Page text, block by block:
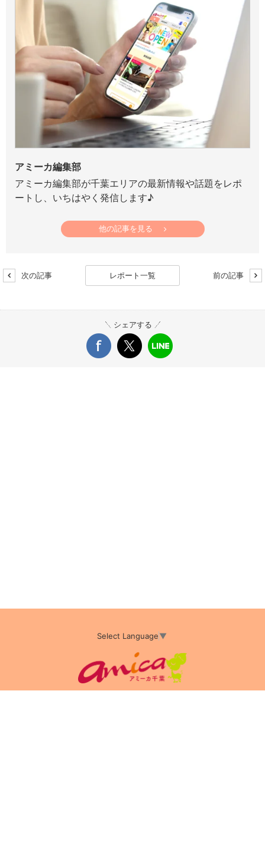
アミーカ編集部
アミーカ編集部が千葉エリアの最新情報や話題をレポ
ートし、いちはやく発信します♪
他の記事を見る
次の記事 レポート一覧 前の記事
シェアする
Select Language▼